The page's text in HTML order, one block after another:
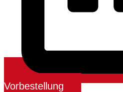
Vorbestellung